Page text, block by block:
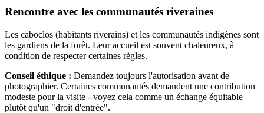
Rencontre avec les communautés riveraines
Les caboclos (habitants riverains) et les communautés indigènes sont
les gardiens de la forêt. Leur accueil est souvent chaleureux, à
condition de respecter certaines règles.
Conseil éthique : Demandez toujours l'autorisation avant de
photographier. Certaines communautés demandent une contribution
modeste pour la visite - voyez cela comme un échange équitable
plutôt qu'un "droit d'entrée".